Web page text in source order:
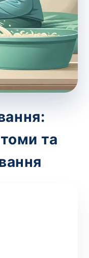
та
не
мазки та
для них
до фахівця